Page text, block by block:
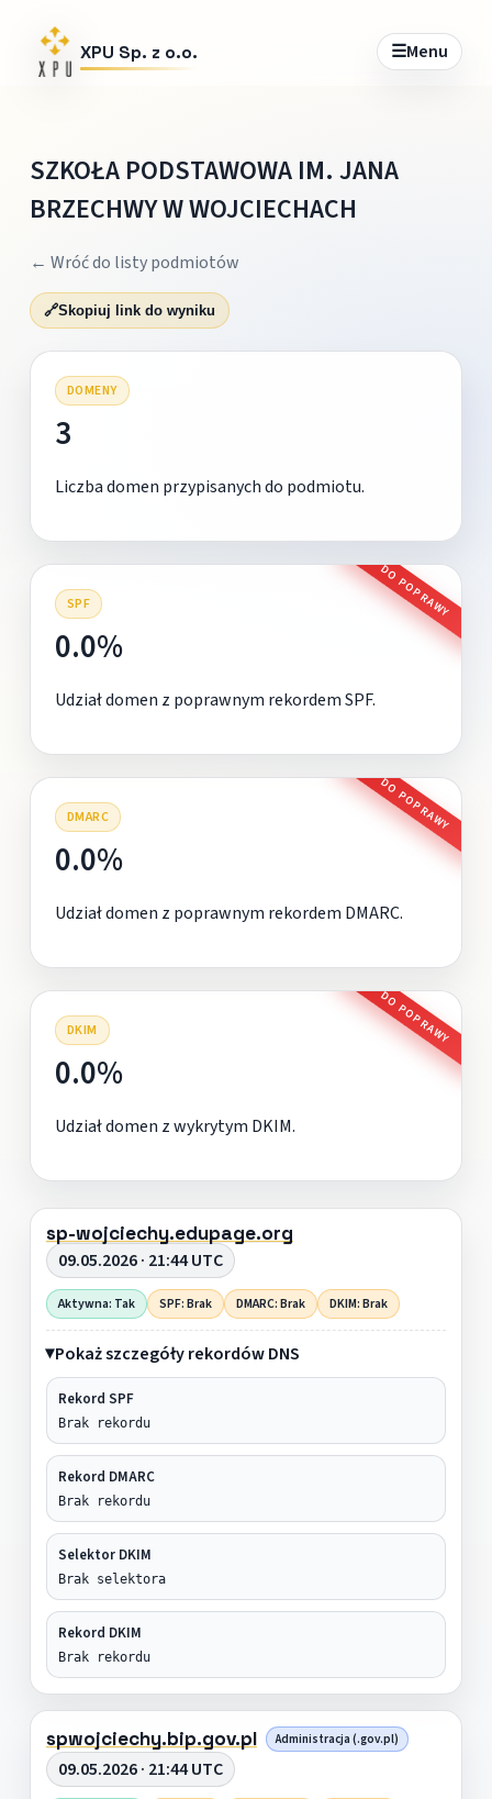
XPU Sp. z o.o. ☰Menu
SZKOŁA PODSTAWOWA IM. JANA
BRZECHWY W WOJCIECHACH
← Wróć do listy podmiotów
🔗Skopiuj link do wyniku
DOMENY
3
Liczba domen przypisanych do podmiotu.
SPF DO POPRAWY
0.0%
Udział domen z poprawnym rekordem SPF.
DMARC DO POPRAWY
0.0%
Udział domen z poprawnym rekordem DMARC.
DKIM DO POPRAWY
0.0%
Udział domen z wykrytym DKIM.
sp-wojciechy.edupage.org
09.05.2026 · 21:44 UTC
Aktywna: Tak SPF: Brak DMARC: Brak DKIM: Brak
Pokaż szczegóły rekordów DNS
Rekord SPF
Brak rekordu
Rekord DMARC
Brak rekordu
Selektor DKIM
Brak selektora
Rekord DKIM
Brak rekordu
spwojciechy.bip.gov.pl Administracja (.gov.pl)
09.05.2026 · 21:44 UTC